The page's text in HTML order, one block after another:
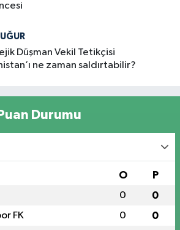
Düşman Vekil Tetikçisi
ne zaman saldırtabilir?
Durumu
O P
0 0
FK 0 0